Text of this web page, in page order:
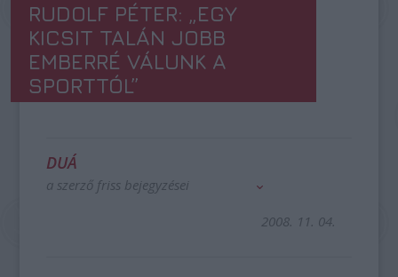
RUDOLF PÉTER: „EGY
KICSIT TALÁN JOBB
EMBERRÉ VÁLUNK A
SPORTTÓL”
DUÁ
a szerző friss bejegyzései
2008. 11. 04.